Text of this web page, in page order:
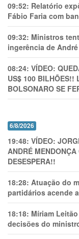
09:52: Relatório
Fábio Faria com
09:32: Ministros
ingerência de
08:24: VÍDEO:
US$ 100 BILHÕES!!
BOLSONARO SE
6/8/2026
19:48: VÍDEO:
ANDRÉ
DESESPERA!!
18:28: Atuação do
partidários acende
18:18: Míriam
decisões do